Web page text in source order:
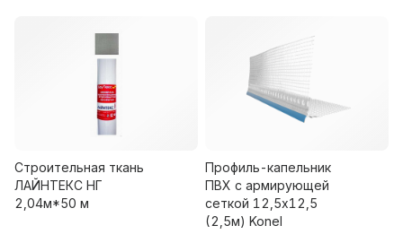
Строительная ткань
ЛАЙНТЕКС НГ
2,04м*50 м
Профиль-капельник
ПВХ с армирующей
сеткой 12,5х12,5
(2,5м) Konel